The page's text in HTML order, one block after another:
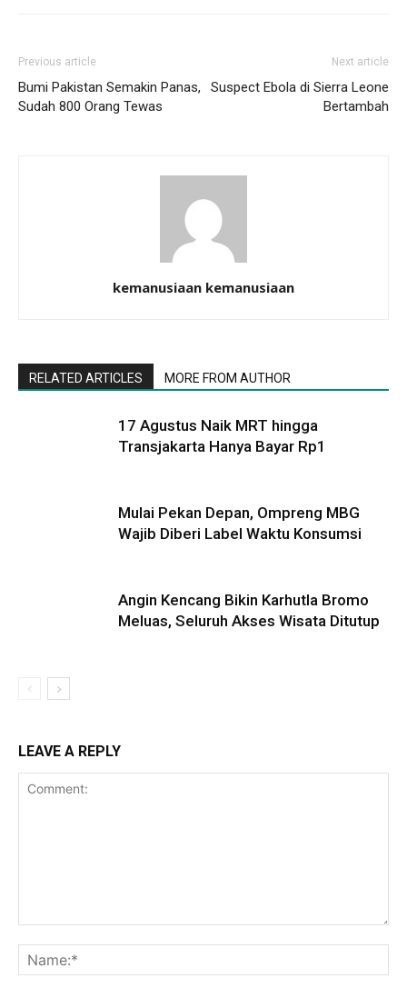
Previous article
Bumi Pakistan Semakin Panas,
Sudah 800 Orang Tewas
Next article
Suspect Ebola di Sierra Leone
Bertambah
kemanusiaan kemanusiaan
RELATED ARTICLES MORE FROM AUTHOR
17 Agustus Naik MRT hingga
Transjakarta Hanya Bayar Rp1
Mulai Pekan Depan, Ompreng MBG
Wajib Diberi Label Waktu Konsumsi
Angin Kencang Bikin Karhutla Bromo
Meluas, Seluruh Akses Wisata Ditutup
LEAVE A REPLY